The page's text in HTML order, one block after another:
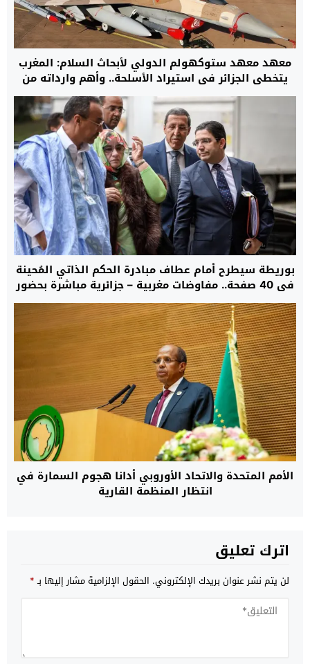
معهد معهد ستوكهولم الدولي لأبحاث السلام: المغرب
يتخطى الجزائر في استيراد الأسلحة.. وأهم وارداته من
الولايات المتحدة الأمريكية وإسرائيل وفرنسا
بوريطة سيطرح أمام عطاف مبادرة الحكم الذاتي المُحينة
في 40 صفحة.. مفاوضات مغربية – جزائرية مباشرة بحضور
دي ميستورا في السفارة الأمريكية بمدريد حول ملف
الصحراء غدا الأحد
الأمم المتحدة والاتحاد الأوروبي أدانا هجوم السمارة في
انتظار المنظمة القارية
اترك تعليق
لن يتم نشر عنوان بريدك الإلكتروني. الحقول الإلزامية مشار إليها بـ*